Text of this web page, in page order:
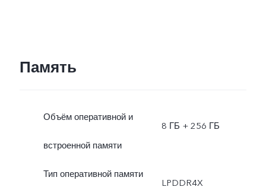
Память
Объём оперативной и
встроенной памяти
8 ГБ + 256 ГБ
Тип оперативной памяти
LPDDR4X